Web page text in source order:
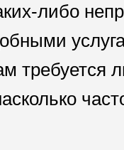
либо
требуется